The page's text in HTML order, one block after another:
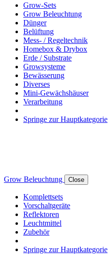
Grow-Sets
Grow Beleuchtung
Dünger
Belüftung
Mess- / Regeltechnik
Homebox & Drybox
Erde / Substrate
Growsysteme
Bewässerung
Diverses
Mini-Gewächshäuser
Verarbeitung
Springe zur Hauptkategorie
Grow Beleuchtung Close
Komplettsets
Vorschaltgeräte
Reflektoren
Leuchtmittel
Zubehör
Springe zur Hauptkategorie